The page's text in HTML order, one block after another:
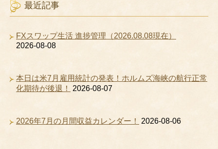
最近記事
FXスワップ生活 進捗管理（2026.08.08現在）
2026-08-08
本日は米7月雇用統計の発表！ホルムズ海峡の航行正常
化期待が後退！
2026-08-07
2026年7月の月間収益カレンダー！ 2026-08-06